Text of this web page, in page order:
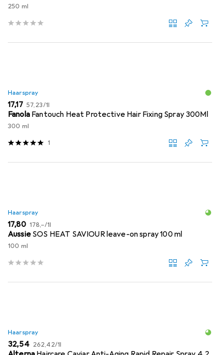
250 ml
Haarspray
EUR
17,17 EUR
57,23/1l
Fanola Fantouch Heat Protective Hair Fixing Spray 300Ml
300 ml
1
Haarspray
EUR
17,80 EUR
178,–/1l
Aussie SOS HEAT SAVIOUR leave-on spray 100 ml
100 ml
Haarspray
EUR
32,54 EUR
262,42/1l